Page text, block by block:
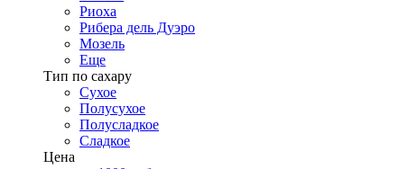
Риоха
Рибера дель Дуэро
Мозель
Еще
Тип по сахару
Сухое
Полусухое
Полусладкое
Сладкое
Цена